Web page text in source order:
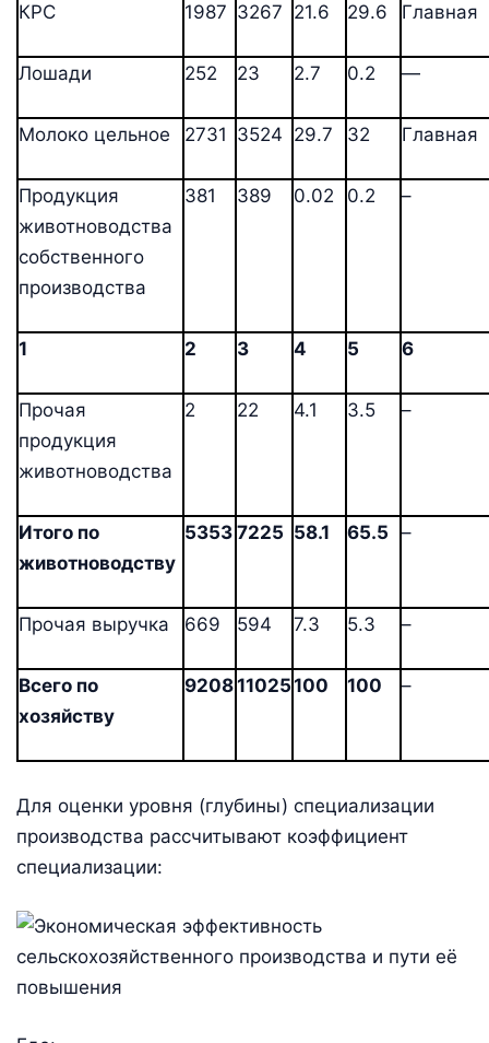
КРС 1987 3267 21.6 29.6 Главная
Лошади 252 23 2.7 0.2 —
Молоко цельное 2731 3524 29.7 32 Главная
Продукция
животноводства
собственного
производства
381 389 0.02 0.2 –
1 2 3 4 5 6
Прочая
продукция
животноводства
2 22 4.1 3.5 –
Итого по
животноводству
5353 7225 58.1 65.5 –
Прочая выручка 669 594 7.3 5.3 –
Всего по
хозяйству
920811025100 100 –
Для оценки уровня (глубины) специализации
производства рассчитывают коэффициент
специализации: